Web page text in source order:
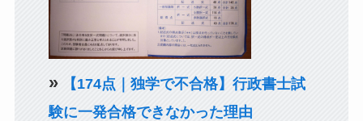
»
【174点｜独学で不合格】行政書士試
験に一発合格できなかった理由